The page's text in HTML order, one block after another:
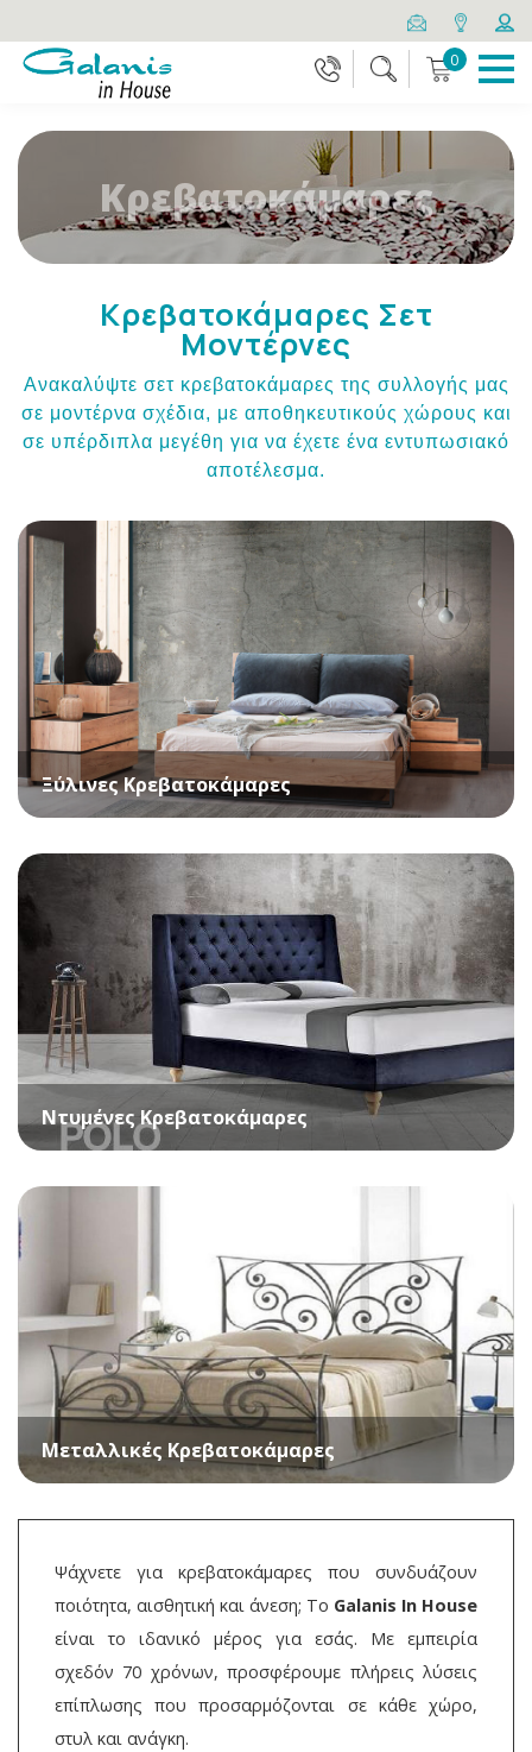
0
Κρεβατοκάμαρες
Κρεβατοκάμαρες Σετ
Μοντέρνες
Ανακαλύψτε σετ κρεβατοκάμαρες της συλλογής μας
σε μοντέρνα σχέδια, με αποθηκευτικούς χώρους και
σε υπέρδιπλα μεγέθη για να έχετε ένα εντυπωσιακό
αποτέλεσμα.
Ξύλινες Κρεβατοκάμαρες
Ντυμένες Κρεβατοκάμαρες
Μεταλλικές Κρεβατοκάμαρες
Ψάχνετε για κρεβατοκάμαρες που συνδυάζουν
ποιότητα, αισθητική και άνεση; Το Galanis In House
είναι το ιδανικό μέρος για εσάς. Με εμπειρία
σχεδόν 70 χρόνων, προσφέρουμε πλήρεις λύσεις
επίπλωσης που προσαρμόζονται σε κάθε χώρο,
στυλ και ανάγκη.